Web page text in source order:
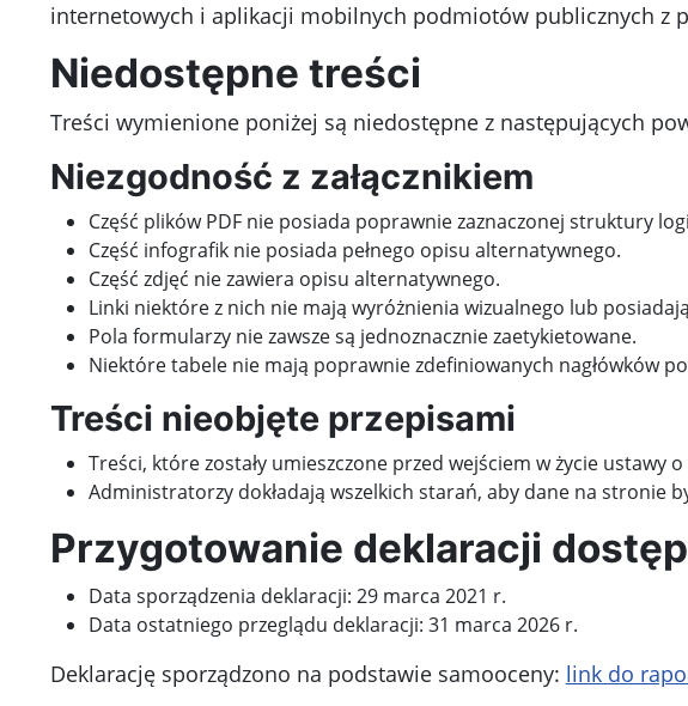
internetowych i aplikacji mobilnych podmiotów publicznych z
Niedostępne treści
Treści wymienione poniżej są niedostępne z następujących
Niezgodność z załącznikiem
Część plików PDF nie posiada poprawnie zaznaczonej struktury
Część infografik nie posiada pełnego opisu alternatywnego.
Część zdjęć nie zawiera opisu alternatywnego.
Linki niektóre z nich nie mają wyróżnienia wizualnego lub
Pola formularzy nie zawsze są jednoznacznie zaetykietowane.
Niektóre tabele nie mają poprawnie zdefiniowanych nagłówków
Treści nieobjęte przepisami
Treści, które zostały umieszczone przed wejściem w życie ustawy
Administratorzy dokładają wszelkich starań, aby dane na stronie
Przygotowanie deklaracji
Data sporządzenia deklaracji: 29 marca 2021 r.
Data ostatniego przeglądu deklaracji: 31 marca 2026 r.
Deklarację sporządzono na podstawie samooceny: link do